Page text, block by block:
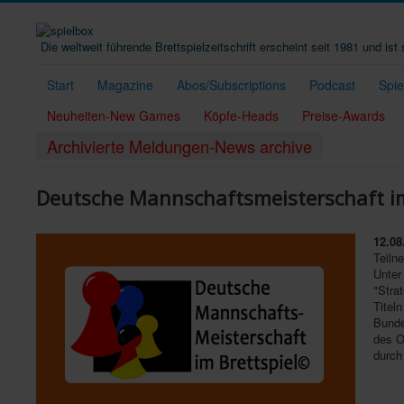
Die weltweit führende Brettspielzeitschrift erscheint seit 1981 und
Start Magazine Abos/Subscriptions Podcast
Neuheiten-New Games
Köpfe-Heads Preise-Awards
Archivierte Meldungen-News archive
Deutsche Mannschaftsmeisterschaft
Unter
des